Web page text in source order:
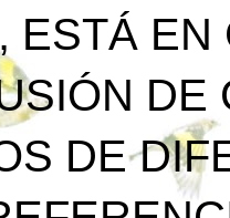
ESTÁ
DE
DE